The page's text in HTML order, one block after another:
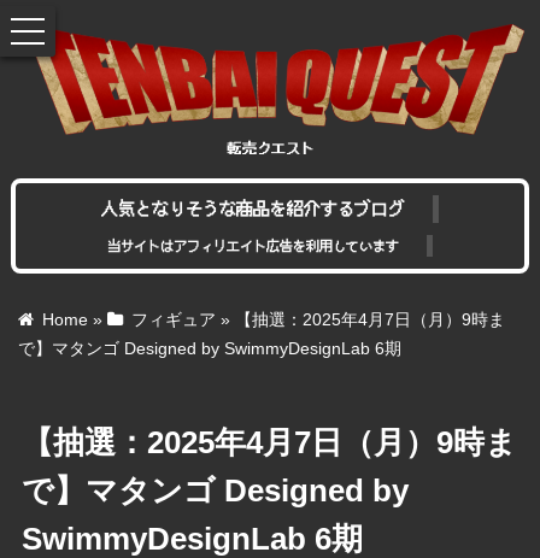
人気となりそうな商品を紹介するブログ
当サイトはアフィリエイト広告を利用しています
Home » フィギュア »
【抽選：2025年4月7日（月）9時ま
で】マタンゴ Designed by SwimmyDesignLab 6期
【抽選：2025年4月7日（月）9時ま
で】マタンゴ Designed by
SwimmyDesignLab 6期
toggle
navigation